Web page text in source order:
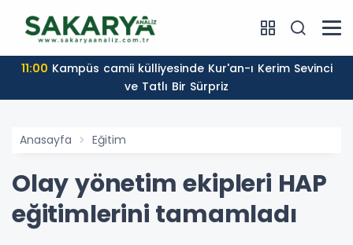
11:00
ve Tatlı Bir Sürpriz
Anasayfa Eğitim
Olay yönetim ekipleri HAP
eğitimlerini tamamladı